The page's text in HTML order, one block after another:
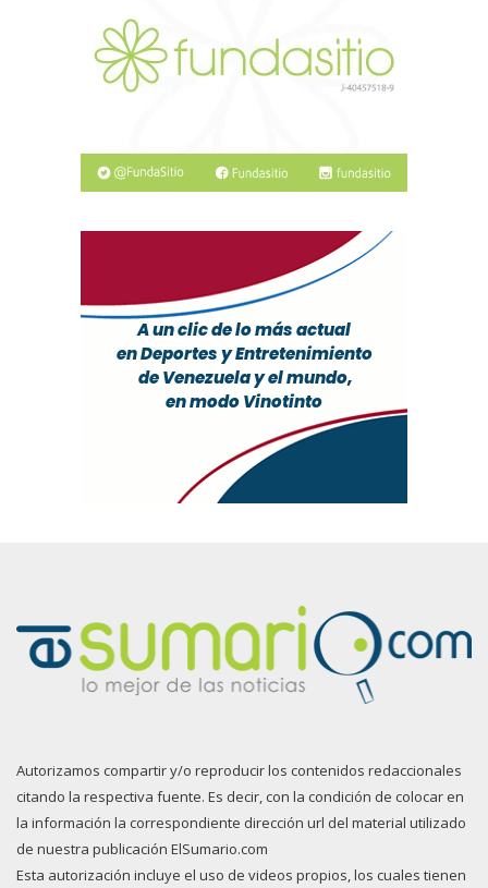
Autorizamos compartir y/o reproducir los contenidos redaccionales
citando la respectiva fuente. Es decir, con la condición de colocar en
la información la correspondiente dirección url del material utilizado
de nuestra publicación ElSumario.com
Esta autorización incluye el uso de videos propios, los cuales tienen